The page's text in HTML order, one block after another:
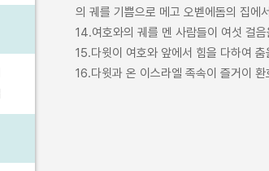
의 궤를 기쁨으로 메고 오벧에돔의 집에
14.여호와의 궤를 멘 사람들이 여섯 걸
15.다윗이 여호와 앞에서 힘을 다하여
16.다윗과 온 이스라엘 족속이 즐거이